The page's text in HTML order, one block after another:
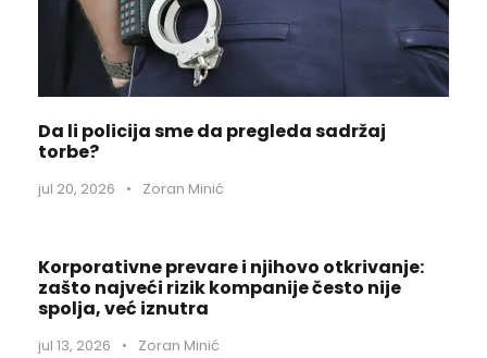
Da li policija sme da pregleda sadržaj
torbe?
jul 20, 2026 • Zoran Minić
Korporativne prevare i njihovo otkrivanje:
zašto najveći rizik kompanije često nije
spolja, već iznutra
jul 13, 2026 • Zoran Minić